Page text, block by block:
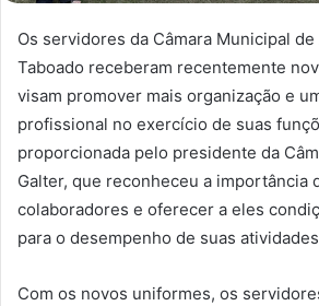
Os servidores da Câmara Municipal
Taboado receberam recentemente
visam promover mais organização e
profissional no exercício de suas
proporcionada pelo presidente da
Galter, que reconheceu a importância
colaboradores e oferecer a eles
para o desempenho de suas
Com os novos uniformes, os